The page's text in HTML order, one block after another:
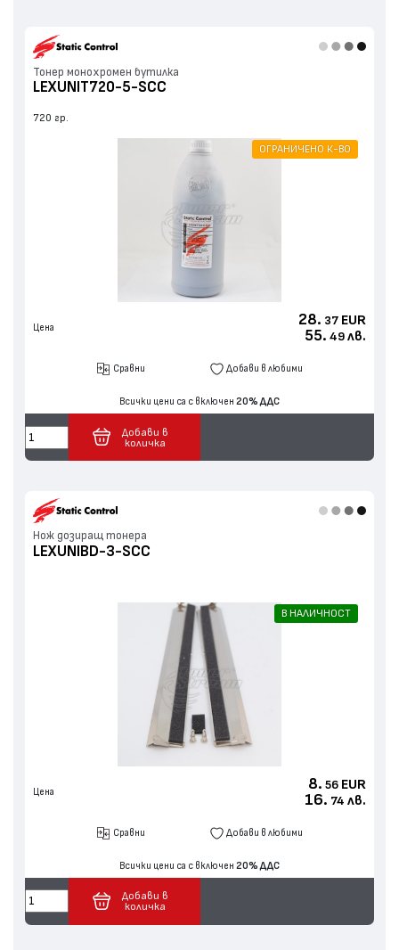
Тонер монохромен бутилка
LEXUNIT720-5-SCC
720 гр.
ОГРАНИЧЕНО К-ВО
Цена 28. 37 EUR
55. 49 лв.
Сравни Добави в любими
Всички цени са с включен 20% ДДС
Добави в
количка
Нож дозиращ тонера
LEXUNIBD-3-SCC
В НАЛИЧНОСТ
Цена 8. 56 EUR
16. 74 лв.
Сравни Добави в любими
Всички цени са с включен 20% ДДС
Добави в
количка